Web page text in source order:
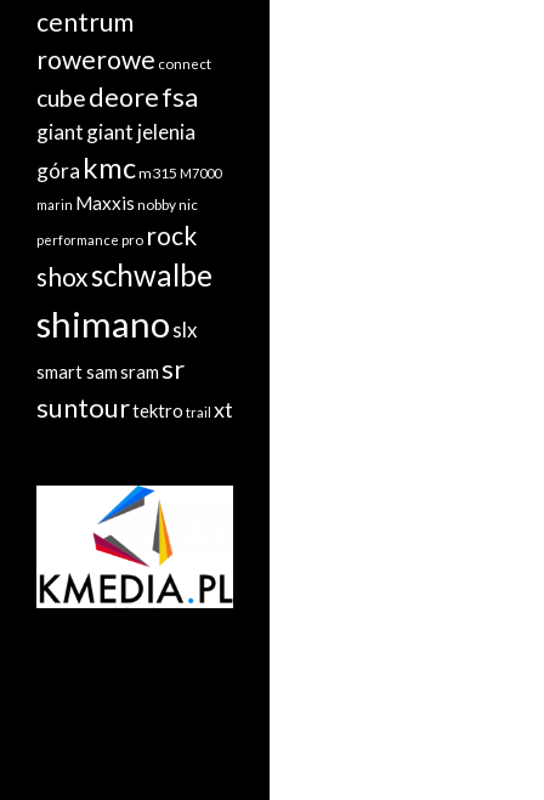
centrum
rowerowe connect
cubedeorefsa
giantgiant jelenia
góra kmcm315 M7000
marin Maxxis nobby nic
performance pro rock
shoxschwalbe
shimanoslx
smart samsramsr
suntourtektro trail xt
radiatory.com.pl